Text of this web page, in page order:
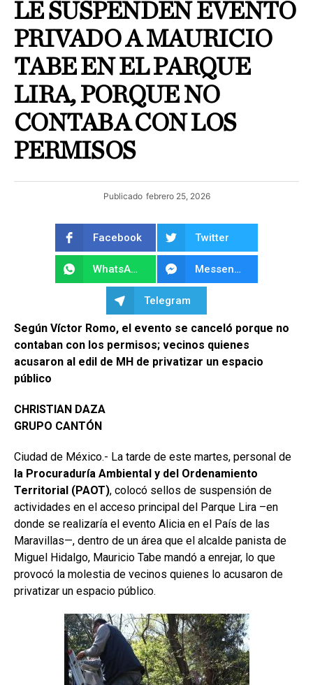
LE SUSPENDEN EVENTO
PRIVADO A MAURICIO
TABE EN EL PARQUE
LIRA, PORQUE NO
CONTABA CON LOS
PERMISOS
Publicado febrero 25, 2026
Facebook Twitter
WhatsApp Messenger
Telegram
Según Víctor Romo, el evento se canceló porque no
contaban con los permisos; vecinos quienes
acusaron al edil de MH de privatizar un espacio
público
CHRISTIAN DAZA
GRUPO CANTÓN
Ciudad de México.- La tarde de este martes, personal de
la Procuraduría Ambiental y del Ordenamiento
Territorial (PAOT), colocó sellos de suspensión de
actividades en el acceso principal del Parque Lira –en
donde se realizaría el evento Alicia en el País de las
Maravillas—, dentro de un área que el alcalde panista de
Miguel Hidalgo, Mauricio Tabe mandó a enrejar, lo que
provocó la molestia de vecinos quienes lo acusaron de
privatizar un espacio público.